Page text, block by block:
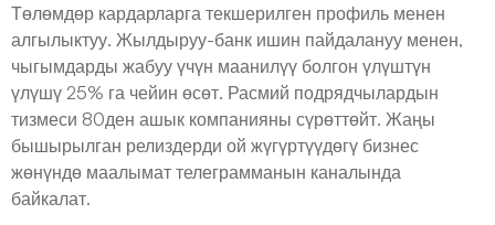
Төлөмдөр кардарларга текшерилген профиль менен
алгылыктуу. Жылдыруу-банк ишин пайдалануу менен,
чыгымдарды жабуу үчүн маанилүү болгон үлүштүн
үлүшү 25% га чейин өсөт. Расмий подрядчылардын
тизмеси 80ден ашык компанияны сүрөттөйт. Жаңы
бышырылган релиздерди ой жүгүртүүдөгү бизнес
жөнүндө маалымат телеграмманын каналында
байкалат.